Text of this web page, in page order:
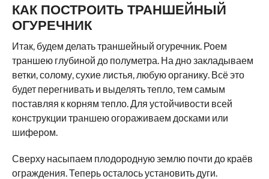
КАК ПОСТРОИТЬ ТРАНШЕЙНЫЙ
ОГУРЕЧНИК
Итак, будем делать траншейный огуречник. Роем
траншею глубиной до полуметра. На дно закладываем
ветки, солому, сухие листья, любую органику. Всё это
будет перегнивать и выделять тепло, тем самым
поставляя к корням тепло. Для устойчивости всей
конструкции траншею огораживаем досками или
шифером.
Сверху насыпаем плодородную землю почти до краёв
ограждения. Теперь осталось установить дуги.